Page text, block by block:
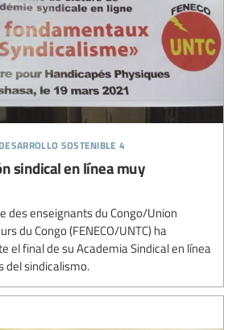
sostenible 4
sindical en línea muy
des enseignants du Congo/Union
du Congo (FENECO/UNTC) ha
el final de su Academia Sindical en línea
del sindicalismo.